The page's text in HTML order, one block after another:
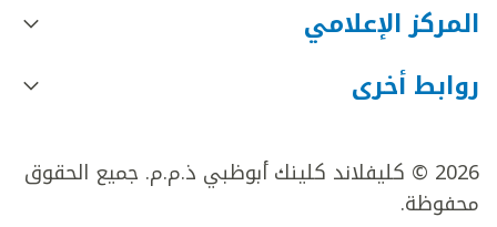
المركز الإعلامي
روابط أخرى
2026 © كليفلاند كلينك أبوظبي ذ.م.م. جميع الحقوق
محفوظة.